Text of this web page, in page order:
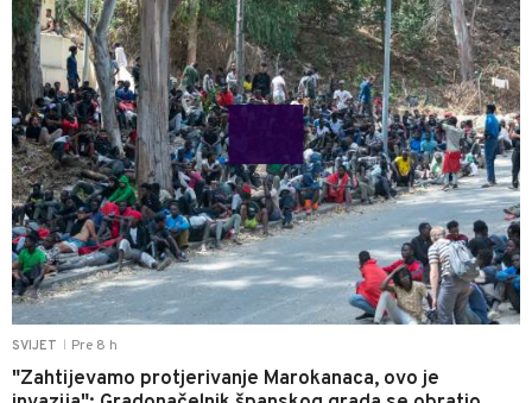
SVIJET Pre 8 h
"Zahtijevamo protjerivanje Marokanaca, ovo je